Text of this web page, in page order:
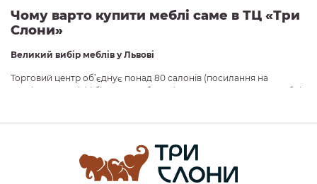
Чому варто купити меблі саме в ТЦ «Три
Слони»
Великий вибір меблів у Львові
Торговий центр об’єднує понад 80 салонів (посилання на
сторінку салонів) і більше 500 брендів, що дозволяє знайти меблі
Не потрібно відвідувати різні магазини — у ТЦ «Три Слони» у
Львові ви знайдете все: від меблів до декору, освітлення та